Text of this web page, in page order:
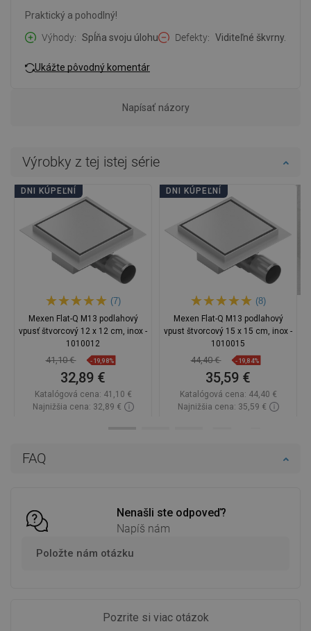
FAQ
Nenašli ste odpoveď?
Napíš nám
Položte nám otázku
Pozrite si viac otázok
Praktický a pohodlný!
Výhody
Spĺňa svoju úlohu Defekty Viditeľné škvrny.
Ukážte pôvodný komentár
Napísať názory
Výrobky z tej istej série
DNI KÚPEĽNÍ
(7)
Mexen Flat-Q M13 podlahový
vpusť štvorcový 12 x 12 cm, inox -
1010012
41,10 € -19,98%
32,89 €
Katalógová cena: 41,10 €
Najnižšia cena: 32,89 €
DNI KÚPEĽNÍ
(8)
Mexen Flat-Q M13 podlahový
vpust štvorcový 15 x 15 cm, inox -
1010015
44,40 € -19,84%
35,59 €
Katalógová cena: 44,40 €
Najnižšia cena: 35,59 €